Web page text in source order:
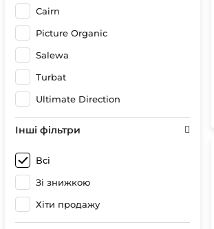
Cairn
Picture Organic
Salewa
Turbat
Ultimate Direction
Інші фільтри
Всі
Зі знижкою
Хіти продажу